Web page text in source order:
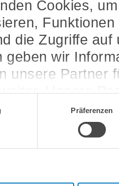
Cookies,
die Zugriffe
geben wir
unsere Partner
Unsere
mit
haben oder
haben.
Präferenzen